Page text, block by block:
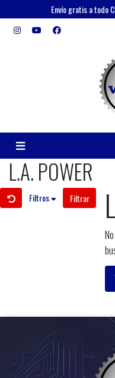
Envío gratis a todo
L.A. POWER
Filtros Filtrar